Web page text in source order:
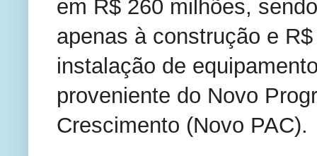
em R$ 260 milhões,
apenas à construção e
instalação de
proveniente do Novo
Crescimento (Novo PAC).